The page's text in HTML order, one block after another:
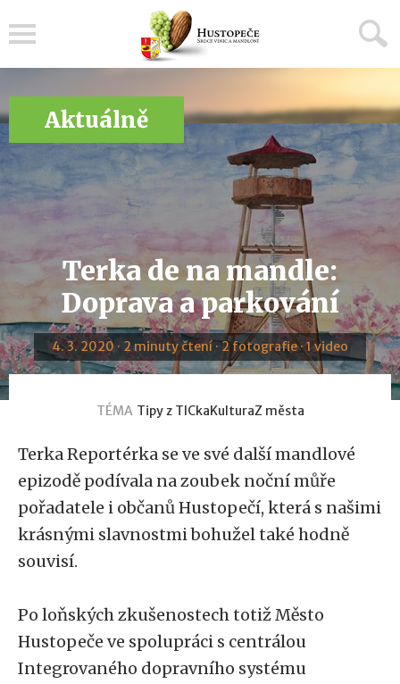
Aktuálně
Terka de na mandle:
Doprava a parkování
4. 3. 2020 · 2 minuty čtení · 2 fotografie · 1 video
TÉMA Tipy z TICkaKulturaZ města
Terka Reportérka se ve své další mandlové
epizodě podívala na zoubek noční můře
pořadatele i občanů Hustopečí, která s našimi
krásnými slavnostmi bohužel také hodně
souvisí.
Po loňských zkušenostech totiž Město
Hustopeče ve spolupráci s centrálou
Integrovaného dopravního systému